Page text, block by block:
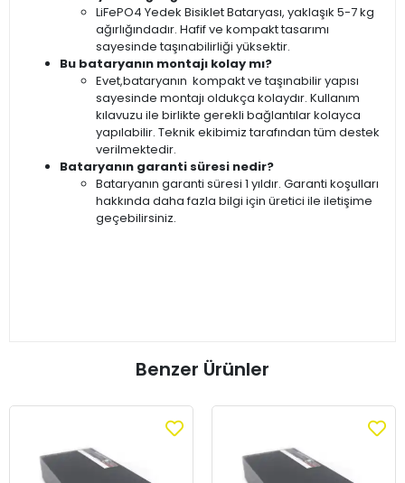
LiFePO4 Yedek Bisiklet Bataryası, yaklaşık 5-7 kg
ağırlığındadır. Hafif ve kompakt tasarımı
sayesinde taşınabilirliği yüksektir.
Bu bataryanın montajı kolay mı?
Evet,bataryanın kompakt ve taşınabilir yapısı
sayesinde montajı oldukça kolaydır. Kullanım
kılavuzu ile birlikte gerekli bağlantılar kolayca
yapılabilir. Teknik ekibimiz tarafından tüm destek
verilmektedir.
Bataryanın garanti süresi nedir?
Bataryanın garanti süresi 1 yıldır. Garanti koşulları
hakkında daha fazla bilgi için üretici ile iletişime
geçebilirsiniz.
Benzer Ürünler